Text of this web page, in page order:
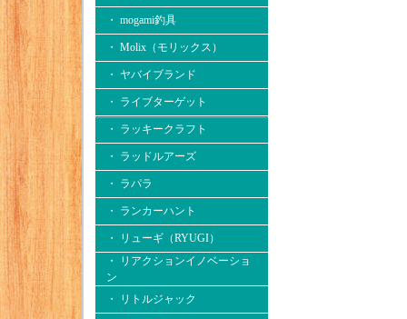
・ mogami釣具
・ Molix（モリックス）
・ ヤバイブランド
・ ライブターゲット
・ ラッキークラフト
・ ラッドルアーズ
・ ラパラ
・ ランカーハント
・ リューギ（RYUGI）
・ リアクションイノベーショ
ン
・ リトルジャック